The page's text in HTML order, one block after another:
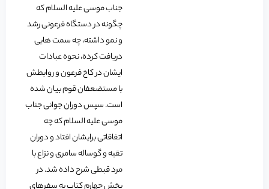
جناب موسی علیه السلام که
چگونه در دستگاه فرعونی رشد
و نمو داشته، چه سمت هایی
دریافت کرده، نحوه عبادات
ایشان در کاخ فرعون و روابطش
با مستضعفان قوم بیان شده
است. سپس دوران جوانی جناب
موسی علیه السلام که چه
اتفاقاتی برایشان افتاد و دوران
تقیه و گوساله سامری و نزاع با
مرد قبطی شرح داده شد. در